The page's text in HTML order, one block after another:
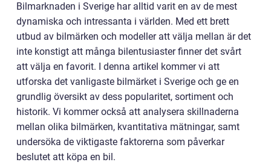
Bilmarknaden i Sverige har alltid varit en av de mest
dynamiska och intressanta i världen. Med ett brett
utbud av bilmärken och modeller att välja mellan är det
inte konstigt att många bilentusiaster finner det svårt
att välja en favorit. I denna artikel kommer vi att
utforska det vanligaste bilmärket i Sverige och ge en
grundlig översikt av dess popularitet, sortiment och
historik. Vi kommer också att analysera skillnaderna
mellan olika bilmärken, kvantitativa mätningar, samt
undersöka de viktigaste faktorerna som påverkar
beslutet att köpa en bil.